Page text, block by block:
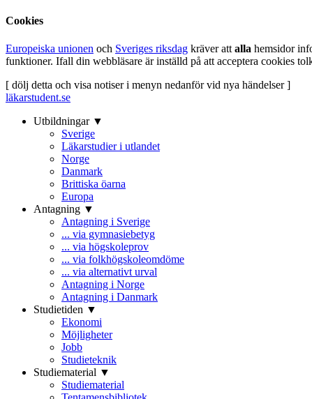
Cookies
Europeiska unionen och Sveriges riksdag kräver att alla hemsidor
funktioner. Ifall din webbläsare är inställd på att acceptera cookies
[ dölj detta och visa notiser i menyn nedanför vid nya händelser ]
läkarstudent.se
Utbildningar ▼
Sverige
Läkarstudier i utlandet
Norge
Danmark
Brittiska öarna
Europa
Antagning ▼
Antagning i Sverige
... via gymnasiebetyg
... via högskoleprov
... via folkhögskoleomdöme
... via alternativt urval
Antagning i Norge
Antagning i Danmark
Studietiden ▼
Ekonomi
Möjligheter
Jobb
Studieteknik
Studiematerial ▼
Studiematerial